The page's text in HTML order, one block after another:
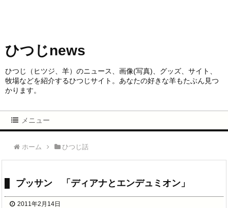
ひつじnews
ひつじ（ヒツジ、羊）のニュース、画像(写真)、グッズ、サイト、
牧場などを紹介するひつじサイト。あなたの好きな羊もたぶん見つ
かります。
メニュー
ホーム ひつじ話
プッサン 「ディアナとエンデュミオン」
2011年2月14日